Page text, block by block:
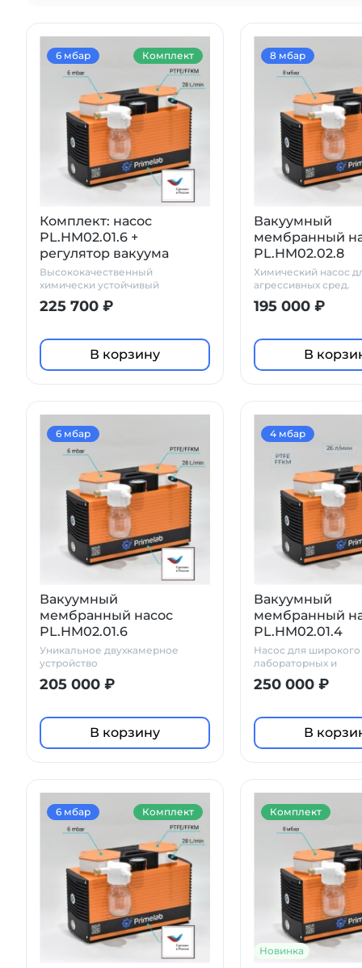
Комплект: насос
PL.HM02.01.6 +
регулятор вакуума
стеклянный сосуд
ловушка с манометром
Высококачественный
химически устойчивый
225 700 ₽
В корзину
6 мбар Комплект
Вакуумный
мембранный
PL.HM02.02.8
Химический насос
агрессивных сред.
195 000 ₽
В
8 мбар
Вакуумный
мембранный насос
PL.HM02.01.6
Уникальное двухкамерное
устройство
205 000 ₽
В корзину
6 мбар
Вакуумный
мембранный
PL.HM02.01.4
Насос для широкого
лабораторных и
химостойкость
250 000 ₽
В
4 мбар
6 мбар Комплект
Новинка
Комплект